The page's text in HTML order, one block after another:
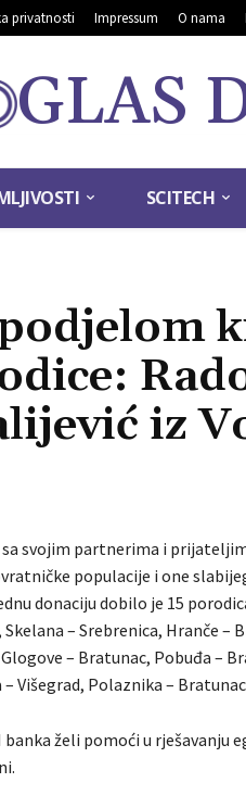
privatnosti Impressum O nama
GLAS
SCITECH
iz
sa svojim partnerima i
populacije i one
donaciju dobilo je 15
– Srebrenica, Hranče –
– Bratunac, Pobuđa –
Višegrad, Polaznika –
želi pomoći u rješavanju